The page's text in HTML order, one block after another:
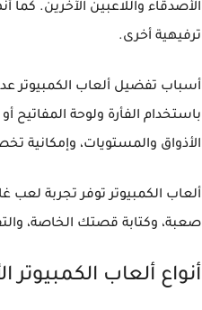
الأصدقاء واللاعبين الآخرين.
ترفيهية أخرى.
أسباب تفضيل ألعاب الكمبيوتر
باستخدام الفأرة ولوحة
الأذواق والمستويات، وإمكانية
ألعاب الكمبيوتر توفر تجربة
صعبة، وكتابة قصتك الخاصة،
أنواع ألعاب الكمبيوتر